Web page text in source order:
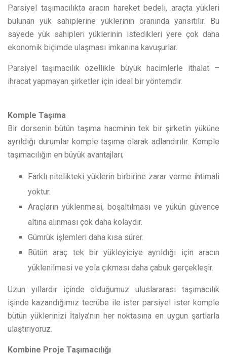
Parsiyel taşımacılıkta aracın hareket bedeli, araçta yükleri
bulunan yük sahiplerine yüklerinin oranında yansıtılır. Bu
sayede yük sahipleri yüklerinin istedikleri yere çok daha
ekonomik biçimde ulaşması imkanına kavuşurlar.
Parsiyel taşımacılık özellikle büyük hacimlerle ithalat –
ihracat yapmayan şirketler için ideal bir yöntemdir.
Komple Taşıma
Bir dorsenin bütün taşıma hacminin tek bir şirketin yüküne
ayrıldığı durumlar komple taşıma olarak adlandırılır. Komple
taşımacılığın en büyük avantajları;
Farklı nitelikteki yüklerin birbirine zarar verme ihtimali
yoktur.
Araçların yüklenmesi, boşaltılması ve yükün güvence
altına alınması çok daha kolaydır.
Gümrük işlemleri daha kısa sürer.
Bütün araç tek bir yükleyiciye ayrıldığı için aracın
yüklenilmesi ve yola çıkması daha çabuk gerçekleşir.
Uzun yıllardır içinde olduğumuz uluslararası taşımacılık
işinde kazandığımız tecrübe ile ister parsiyel ister komple
bütün yüklerinizi İtalya’nın her noktasına en uygun şartlarla
ulaştırıyoruz.
Kombine Proje Taşımacılığı